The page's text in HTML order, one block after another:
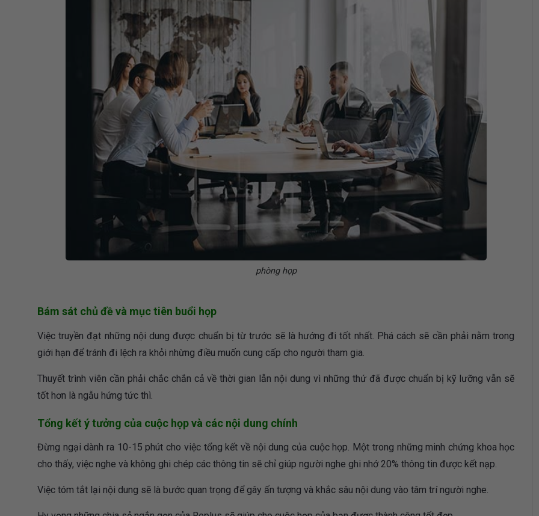
phòng họp
Bám sát chủ đề và mục tiên buổi họp
Việc truyền đạt những nội dung được chuẩn bị từ trước sẽ là hướng đi tốt nhất. Phá cách sẽ cần phải nằm trong
giới hạn để tránh đi lệch ra khỏi nhừng điều muốn cung cấp cho người tham gia.
Thuyết trình viên cần phải chắc chắn cả về thời gian lẫn nội dung vì những thứ đã được chuẩn bị kỹ lưỡng vẫn sẽ
tốt hơn là ngẫu hứng tức thì.
Tổng kết ý tưởng của cuộc họp và các nội dung chính
Đừng ngại dành ra 10-15 phút cho việc tổng kết về nội dung của cuộc họp. Một trong những minh chứng khoa học
cho thấy, việc nghe và không ghi chép các thông tin sẽ chỉ giúp người nghe ghi nhớ 20% thông tin được kết nạp.
Việc tóm tắt lại nội dung sẽ là bước quan trọng để gây ấn tượng và khắc sâu nội dung vào tâm trí người nghe.